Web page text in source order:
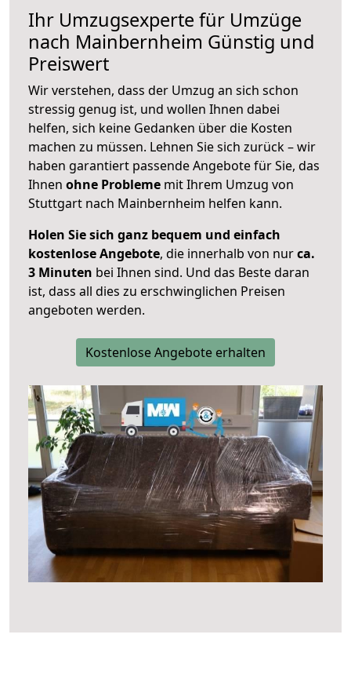
Ihr Umzugsexperte für Umzüge
nach Mainbernheim Günstig und
Preiswert
Wir verstehen, dass der Umzug an sich schon
stressig genug ist, und wollen Ihnen dabei
helfen, sich keine Gedanken über die Kosten
machen zu müssen. Lehnen Sie sich zurück – wir
haben garantiert passende Angebote für Sie, das
Ihnen ohne Probleme mit Ihrem Umzug von
Stuttgart nach Mainbernheim helfen kann.
Holen Sie sich ganz bequem und einfach
kostenlose Angebote, die innerhalb von nurca.
3 Minuten bei Ihnen sind. Und das Beste daran
ist, dass all dies zu erschwinglichen Preisen
angeboten werden.
Kostenlose Angebote erhalten